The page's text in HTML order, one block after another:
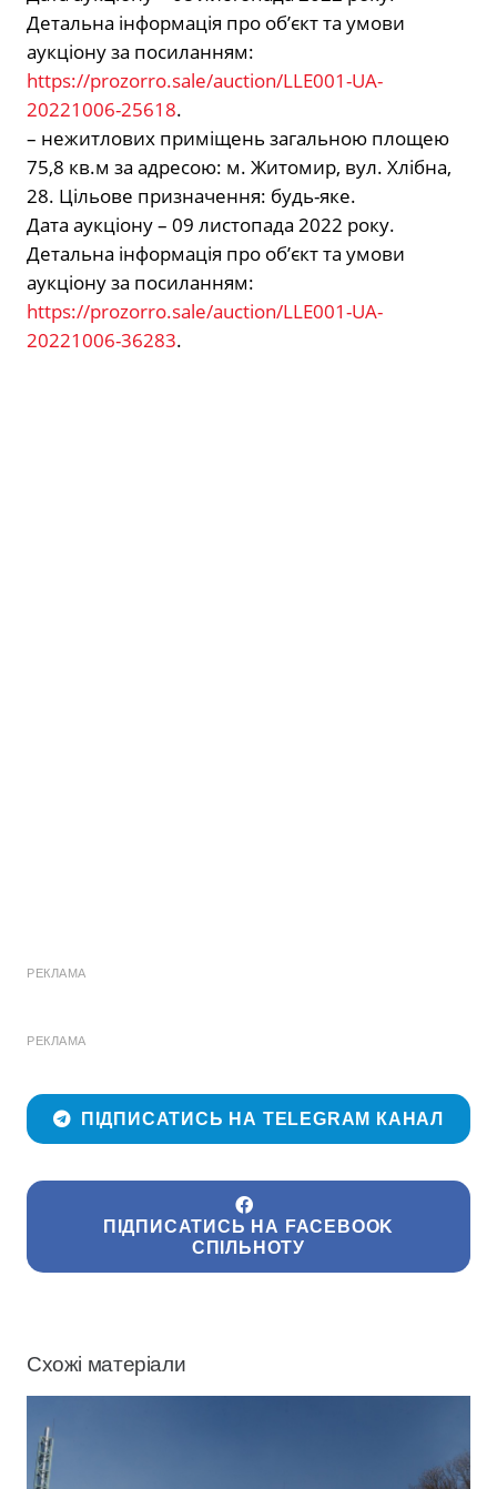
Детальна інформація про об’єкт та умови
аукціону за посиланням:
https://prozorro.sale/auction/LLE001-UA-
20221006-25618.
– нежитлових приміщень загальною площею
75,8 кв.м за адресою: м. Житомир, вул. Хлібна,
28. Цільове призначення: будь-яке.
Дата аукціону – 09 листопада 2022 року.
Детальна інформація про об’єкт та умови
аукціону за посиланням:
https://prozorro.sale/auction/LLE001-UA-
20221006-36283.
РЕКЛАМА
РЕКЛАМА
ПІДПИСАТИСЬ НА TELEGRAM КАНАЛ
ПІДПИСАТИСЬ НА FACEBOOK
СПІЛЬНОТУ
Схожі матеріали